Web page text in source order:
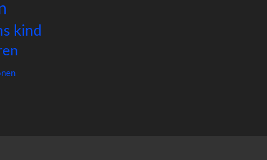
kind